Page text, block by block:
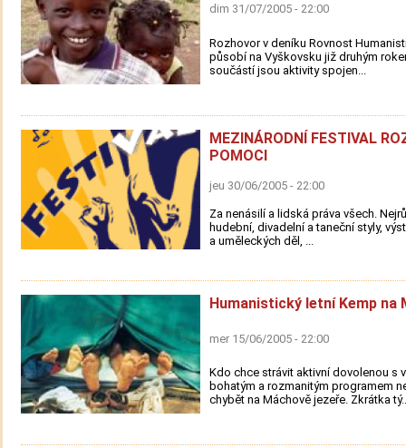
dim 31/07/2005 - 22:00
Rozhovor v deníku Rovnost
působí na Vyškovsku již druhým
součástí jsou aktivity spojen...
MEZINÁRODNÍ FESTIVAL
POMOCI
jeu 30/06/2005 - 22:00
Za nenásilí a lidská práva všech.
hudební, divadelní a taneční styly,
a uměleckých děl, ...
Humanistický letní Kemp na
mer 15/06/2005 - 22:00
Kdo chce strávit aktivní dovolenou s
bohatým a rozmanitým programem
chybět na Máchově jezeře. Zkrátka